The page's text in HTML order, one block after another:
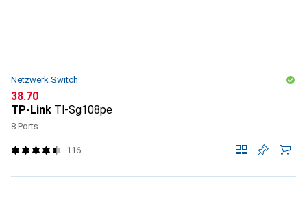
Netzwerk Switch
CHF
38.70
TP-Link Tl-Sg108pe
8 Ports
116